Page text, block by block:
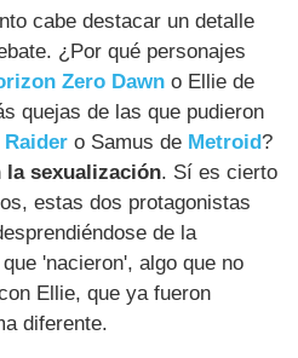
cabe destacar un detalle
¿Por qué personajes
Zero Dawn o Ellie de
quejas de las que pudieron
Raider o Samus de Metroid ?
la sexualización. Sí es cierto
estas dos protagonistas
de la
'nacieron', algo que no
Ellie, que ya fueron
diferente.